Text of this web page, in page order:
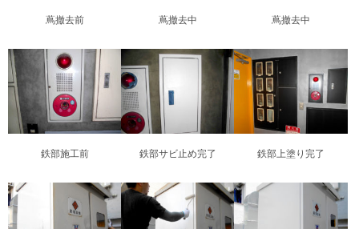
蔦撤去前 蔦撤去中 蔦撤去中
鉄部施工前 鉄部サビ止め完了 鉄部上塗り完了